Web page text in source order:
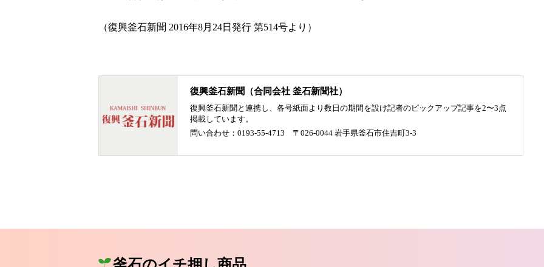
（復興釜石新聞 2016年8月24日発行 第514号より）
復興釜石新聞（合同会社 釜石新聞社）
復興釜石新聞と連携し、各号紙面より数日の期間を設け記者のピックアップ記事を2〜3点
掲載しています。
問い合わせ：0193-55-4713 〒026-0044 岩手県釜石市住吉町3-3